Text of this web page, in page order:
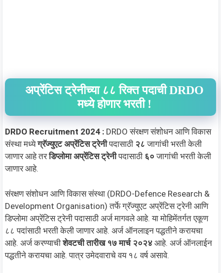
अप्रेंटिस ट्रेनीच्या ८८ रिक्त पदाची DRDO
मध्ये होणार भरती !
DRDO Recruitment 2024 : DRDO संरक्षण संशोधन आणि विकास
संस्था मध्येग्रॅज्युएट अप्रेंटिस ट्रेनीपदासाठी २८ जागांची भरती केली
जाणार आहे तरडिप्लोमा अप्रेंटिस ट्रेनीपदासाठी ६० जागांची भरती केली
जाणार आहे.
संरक्षण संशोधन आणि विकास संस्था (DRDO-Defence Research &
Development Organisation) तर्फे ग्रॅज्युएट अप्रेंटिस ट्रेनी आणि
डिप्लोमा अप्रेंटिस ट्रेनी पदासाठी अर्ज मागवले आहे. या मोहिमेंतर्गत एकूण
८८ पदांसाठी भरती केली जाणार आहे. अर्ज ऑनलाइन पद्धतीने करायचा
आहे. अर्ज करण्याचीशेवटची तारीख १७ मार्च २०२४ आहे. अर्ज ऑनलाईन
पद्धतीने करायचा आहे. पात्र उमेदवाराचे वय १८ वर्ष असावे.